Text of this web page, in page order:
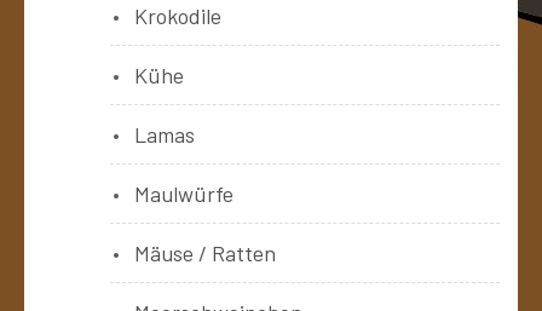
Krokodile
Kühe
Lamas
Maulwürfe
Mäuse / Ratten